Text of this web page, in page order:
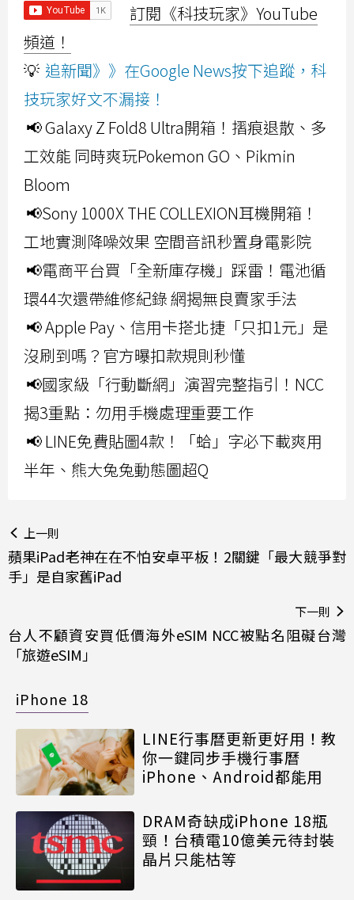
訂閱《科技玩家》YouTube
頻道！
💡 追新聞》》在Google News按下追蹤，科
技玩家好文不漏接！
📢 Galaxy Z Fold8 Ultra開箱！摺痕退散、多
工效能 同時爽玩Pokemon GO、Pikmin
Bloom
📢Sony 1000X THE COLLEXION耳機開箱！
工地實測降噪效果 空間音訊秒置身電影院
📢電商平台買「全新庫存機」踩雷！電池循
環44次還帶維修紀錄 網揭無良賣家手法
📢 Apple Pay、信用卡搭北捷「只扣1元」是
沒刷到嗎？官方曝扣款規則秒懂
📢國家級「行動斷網」演習完整指引！NCC
揭3重點：勿用手機處理重要工作
📢 LINE免費貼圖4款！「蛤」字必下載爽用
半年、熊大兔兔動態圖超Q
上一則
蘋果iPad老神在在不怕安卓平板！2關鍵「最大競爭對
手」是自家舊iPad
下一則
台人不顧資安買低價海外eSIM NCC被點名阻礙台灣
「旅遊eSIM」
iPhone 18
LINE行事曆更新更好用！教
你一鍵同步手機行事曆
iPhone、Android都能用
DRAM奇缺成iPhone 18瓶
頸！台積電10億美元待封裝
晶片只能枯等